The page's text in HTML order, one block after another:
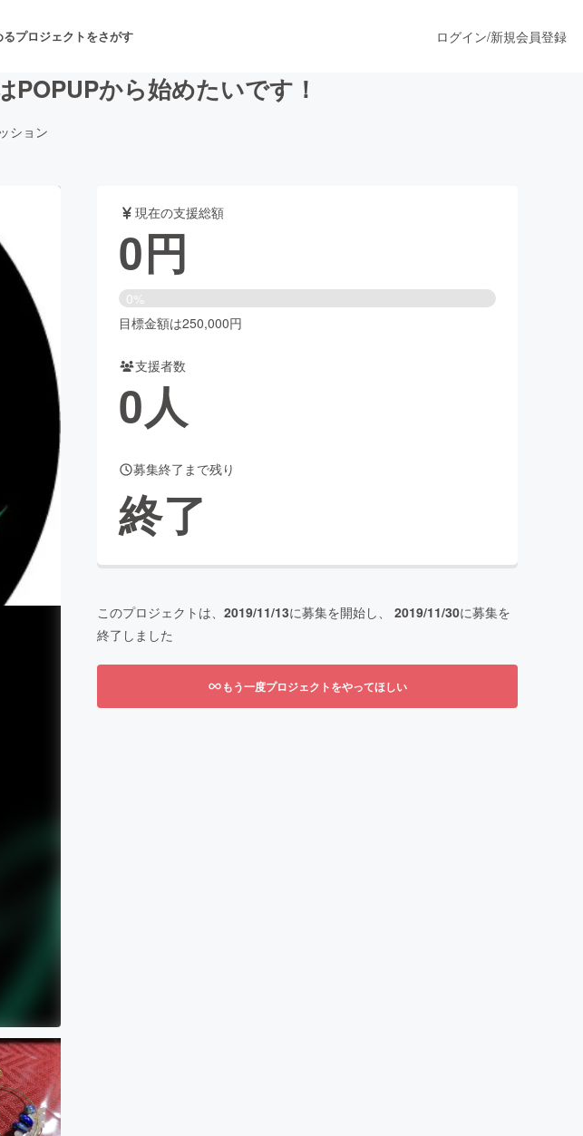
るプロジェクトをさがす
舞台・パフォーマンス
アニメ・漫画
ビューティー・ヘルスケア
CAMPFIRE Creation
ya コミュニティ
ログイン/新規会員登録
から始めたいです！
ション
現在の支援総額
0円
0%
目標金額は250,000円
支援者数
0人
募集終了まで残り
終了
このプロジェクトは、 2019/11/13に募集を開始し、 2019/11/30に募集を
終了しました
もう一度プロジェクトをやってほしい